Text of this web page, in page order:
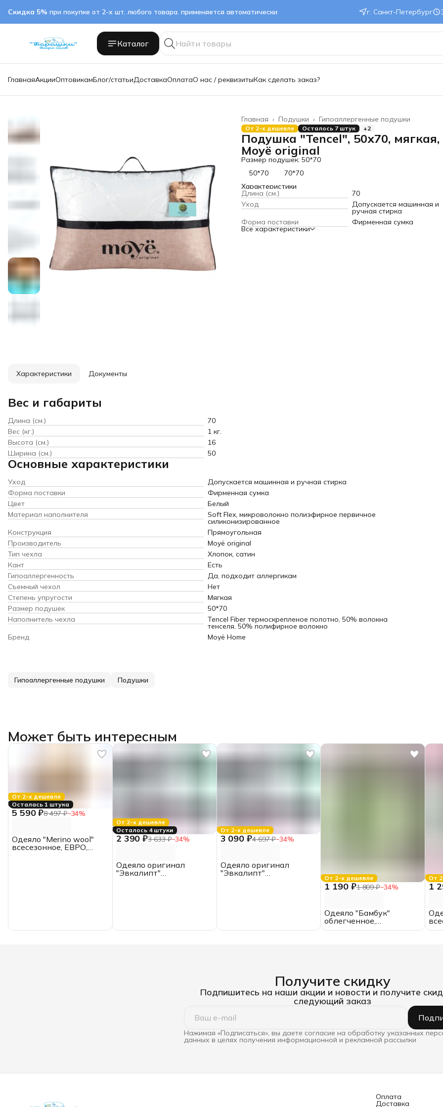
Скидка 5% при покупке от 2-х шт. любого товара. применяется автоматически г. Санкт-Петербург
Каталог
ГлавнаяАкцииОптовикамБлог/статьиДоставкаОплатаО нас / реквизитыКак сделать заказ?
Гипоаллергенные подушки
Подушки ›
Главная ›
От 2-х дешевле Осталось 7 штук +2
Подушка "Tencel", 50х70, мягкая,
Moyё original
Размер подушек: 50*70
50*70
70*70
Характеристики
Длина (см.)
70
Уход
Допускается машинная и
ручная стирка
Форма поставки
Фирменная сумка
Все характеристики
Характеристики Документы
Вес и габариты
Длина (см.)
70
Вес (кг.)
1 кг.
Высота (см.)
16
Ширина (см.)
50
Основные характеристики
Уход
Допускается машинная и ручная стирка
Форма поставки
Фирменная сумка
Цвет
Белый
Материал наполнителя
Soft Flex, микроволокно полиэфирное первичное
силиконизированное
Конструкция
Прямоугольная
Производитель
Moyё original
Тип чехла
Хлопок, сатин
Кант
Есть
Гипоаллергенность
Да, подходит аллергикам
Съемный чехол
Нет
Степень упругости
Мягкая
Размер подушек
50*70
Наполнитель чехла
Tencel Fiber термоскрепленое полотно, 50% волокна
тенселя, 50% полифирное волокно
Бренд
Moyё Home
Гипоаллергенные подушки Подушки
Может быть интересным
От 2-х дешевле
Осталась 1 штука
5 590 ₽8 497 ₽−34%
Одеяло "Merino wool"
всесезонное, ЕВРО,
От 2-х дешевле
Осталось 4 штуки
2 390 ₽3 633 ₽−34%
Одеяло оригинал
"Эвкалипт"
От 2-х дешевле
3 090 ₽4 697 ₽−34%
Одеяло оригинал
"Эвкалипт"
От 2-х дешевле
1 190 ₽1 809 ₽−34%
Одеяло "Бамбук"
облегченное,
поликоттон, ЕВРО
От
1
Получите скидку
Подпишитесь на наши акции и новости и получите
следующий заказ
Нажимая «Подписаться», вы даете согласие на обработку указанных
данных в целях получения информационной и рекламной рассылки
Оплата
Доставка